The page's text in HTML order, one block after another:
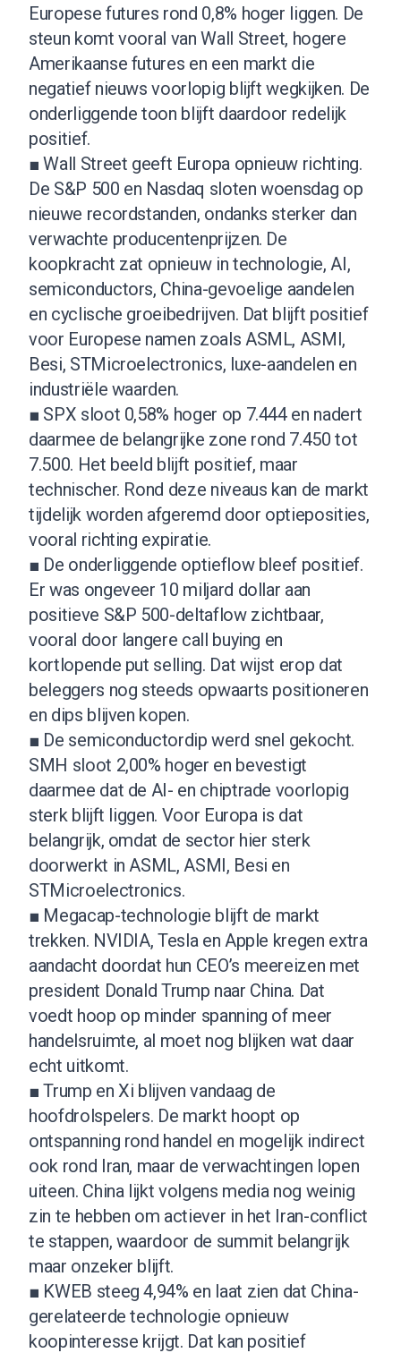
Europese futures rond 0,8% hoger liggen. De
steun komt vooral van Wall Street, hogere
Amerikaanse futures en een markt die
negatief nieuws voorlopig blijft wegkijken. De
onderliggende toon blijft daardoor redelijk
positief.
■ Wall Street geeft Europa opnieuw richting.
De S&P 500 en Nasdaq sloten woensdag op
nieuwe recordstanden, ondanks sterker dan
verwachte producentenprijzen. De
koopkracht zat opnieuw in technologie, AI,
semiconductors, China-gevoelige aandelen
en cyclische groeibedrijven. Dat blijft positief
voor Europese namen zoals ASML, ASMI,
Besi, STMicroelectronics, luxe-aandelen en
industriële waarden.
■ SPX sloot 0,58% hoger op 7.444 en nadert
daarmee de belangrijke zone rond 7.450 tot
7.500. Het beeld blijft positief, maar
technischer. Rond deze niveaus kan de markt
tijdelijk worden afgeremd door optieposities,
vooral richting expiratie.
■ De onderliggende optieflow bleef positief.
Er was ongeveer 10 miljard dollar aan
positieve S&P 500-deltaflow zichtbaar,
vooral door langere call buying en
kortlopende put selling. Dat wijst erop dat
beleggers nog steeds opwaarts positioneren
en dips blijven kopen.
■ De semiconductordip werd snel gekocht.
SMH sloot 2,00% hoger en bevestigt
daarmee dat de AI- en chiptrade voorlopig
sterk blijft liggen. Voor Europa is dat
belangrijk, omdat de sector hier sterk
doorwerkt in ASML, ASMI, Besi en
STMicroelectronics.
■ Megacap-technologie blijft de markt
trekken. NVIDIA, Tesla en Apple kregen extra
aandacht doordat hun CEO’s meereizen met
president Donald Trump naar China. Dat
voedt hoop op minder spanning of meer
handelsruimte, al moet nog blijken wat daar
echt uitkomt.
■ Trump en Xi blijven vandaag de
hoofdrolspelers. De markt hoopt op
ontspanning rond handel en mogelijk indirect
ook rond Iran, maar de verwachtingen lopen
uiteen. China lijkt volgens media nog weinig
zin te hebben om actiever in het Iran-conflict
te stappen, waardoor de summit belangrijk
maar onzeker blijft.
■ KWEB steeg 4,94% en laat zien dat China-
gerelateerde technologie opnieuw
koopinteresse krijgt. Dat kan positief